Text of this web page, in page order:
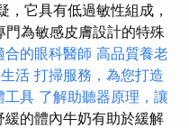
，它具有低過敏性組成，
為敏感皮膚設計的特殊
合的眼科醫師 高品質養老
活 打掃服務，為您打造
工具 了解助聽器原理，讓
緩的體內牛奶有助於緩解